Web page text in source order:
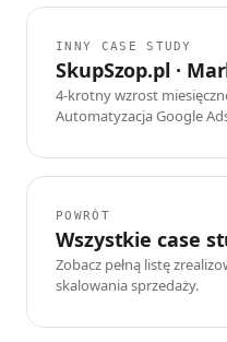
INNY CASE STUDY
SkupSzop.pl ·
4-krotny wzrost
Automatyzacja Google
POWRÓT
Wszystkie case
Zobacz pełną listę
skalowania sprzedaży.